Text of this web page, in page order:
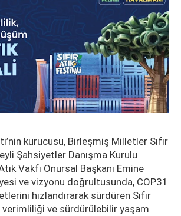
kurucusu, Birleşmiş Milletler Sıfır
Şahsiyetler Danışma Kurulu
Vakfı Onursal Başkanı Emine
ve vizyonu doğrultusunda, COP31
hızlandırarak sürdüren Sıfır
verimliliği ve sürdürülebilir yaşam